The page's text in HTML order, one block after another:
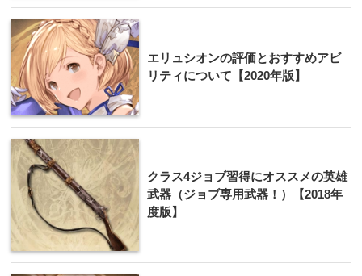
エリュシオンの評価とおすすめアビ
リティについて【2020年版】
クラス4ジョブ習得にオススメの英雄
武器（ジョブ専用武器！）【2018年
度版】